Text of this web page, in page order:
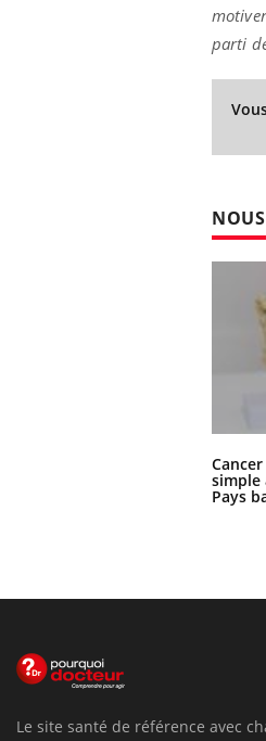
parti
simple
Pays
Le site santé de référence avec